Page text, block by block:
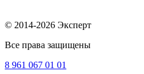
© 2014-2026 Эксперт
Все права защищены
8 961 067 01 01